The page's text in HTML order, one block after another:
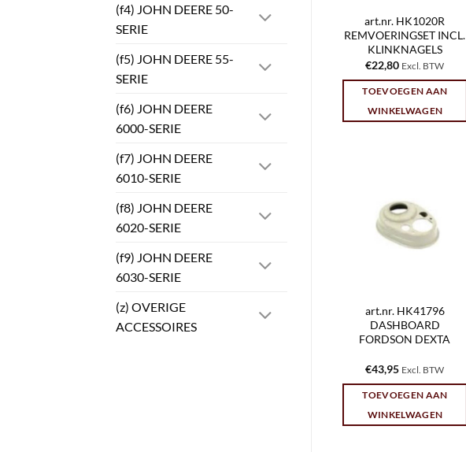
(f4) JOHN DEERE 50-
SERIE
(f5) JOHN DEERE 55-
SERIE
(f6) JOHN DEERE
6000-SERIE
(f7) JOHN DEERE
6010-SERIE
(f8) JOHN DEERE
6020-SERIE
(f9) JOHN DEERE
6030-SERIE
(z) OVERIGE
ACCESSOIRES
art.nr. HK1020R
REMVOERINGSET INCL.
KLINKNAGELS
€22,80 Excl. BTW
TOEVOEGEN AAN
WINKELWAGEN
art.nr. HK41796
DASHBOARD
FORDSON DEXTA
€43,95 Excl. BTW
TOEVOEGEN AAN
WINKELWAGEN